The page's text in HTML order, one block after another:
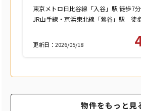
東京メトロ日比谷線「入谷」駅 徒歩7
JR山手線・京浜東北線「鶯谷」駅 徒
更新日：2026/05/18
物件をもっと見